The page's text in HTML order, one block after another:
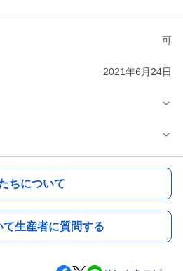
可
2021年6月24日
ちについて
て生産者に質問する